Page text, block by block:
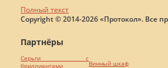
Полный текст
Copyright © 2014-2026 «Протокол». Все
Партнёры
Серьги с
бриллиантами
Винный шкаф